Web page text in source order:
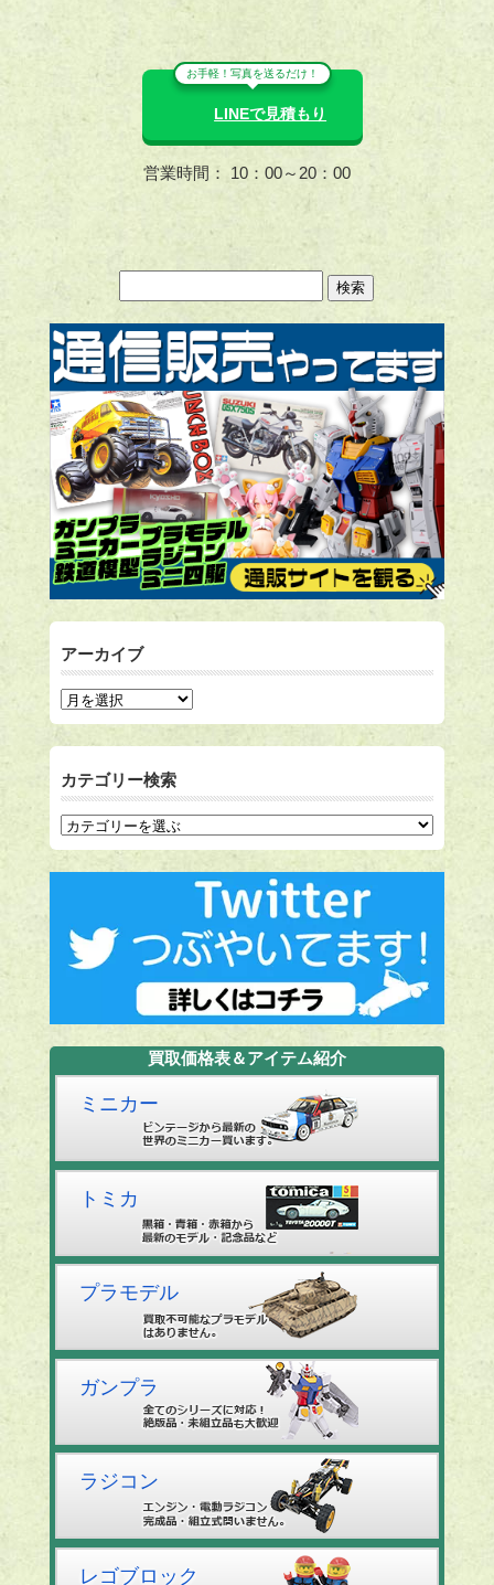
お手軽！写真を送るだけ！
LINEで見積もり
営業時間： 10：00～20：00
アーカイブ
カテゴリー検索
買取価格表＆アイテム紹介
ミニカー
トミカ
プラモデル
ガンプラ
ラジコン
レゴブロック